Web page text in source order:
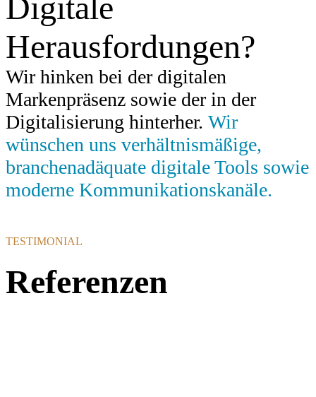
Herausfordungen?
Wir hinken bei der digitalen
Markenpräsenz sowie der in der
Digitalisierung hinterher. Wir
wünschen uns verhältnismäßige,
branchenadäquate digitale Tools sowie
moderne Kommunikationskanäle.
TESTIMONIAL
Referenzen